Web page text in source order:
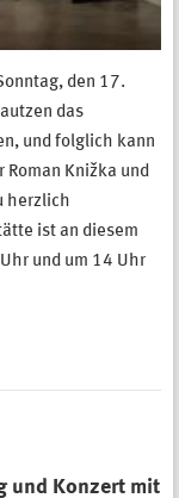
den 17.
das
und folglich kann
Knižka und
herzlich
ist an diesem
und um 14 Uhr
und Konzert mit